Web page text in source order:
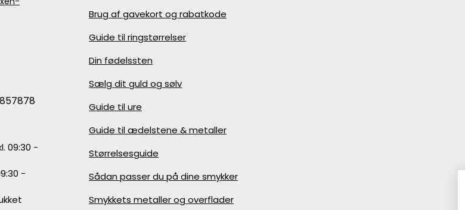
09:30 -
-
Brug af gavekort og rabatkode
Guide til ringstørrelser
Din fødelssten
Sælg dit guld og sølv
Guide til ure
Guide til ædelstene & metaller
Størrelsesguide
Sådan passer du på dine smykker
Smykkets metaller og overflader
FÅ 15%*